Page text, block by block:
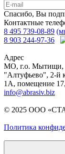
Спасибо, Вы
Контактные
8 495 739-08-89
8 903 244-97-36
Адрес
МО, г.о. Мытищи,
"Алтуфьево", 2-й
1A, помещение
info@abrasiv.biz
© 2025 ООО
Политика